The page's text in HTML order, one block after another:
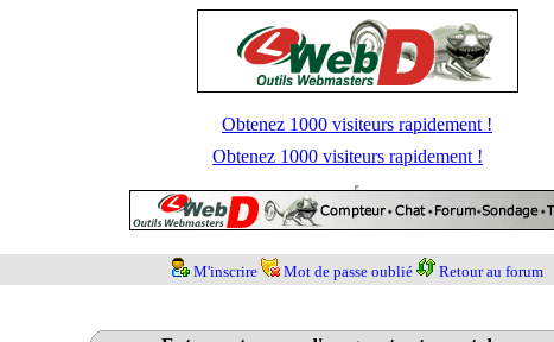
Obtenez 1000 visiteurs rapidement !
Obtenez 1000 visiteurs rapidement !
M'inscrire Mot de passe oublié Retour au forum